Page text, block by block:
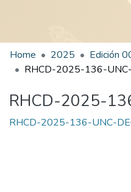
Home 2025
RHCD-2025-
RHCD-2025-136-UNC-